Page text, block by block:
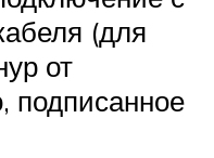
(для
от
подписанное